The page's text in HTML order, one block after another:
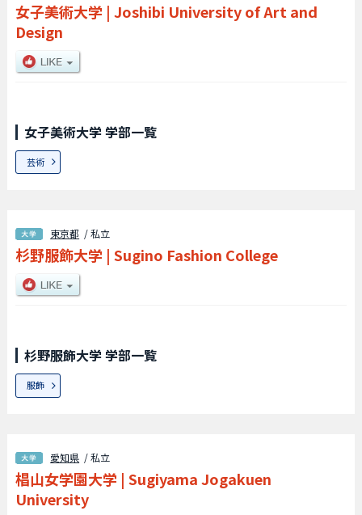
女子美術大学 | Joshibi University of Art and
Design
女子美術大学 学部一覧
芸術
東京都 / 私立
杉野服飾大学 | Sugino Fashion College
杉野服飾大学 学部一覧
服飾
愛知県 / 私立
椙山女学園大学 | Sugiyama Jogakuen
University